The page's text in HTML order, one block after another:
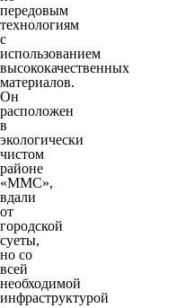
передовым
технологиям
с
использованием
высококачественных
материалов.
Он
расположен
в
экологически
чистом
районе
«ММС»,
вдали
от
городской
суеты,
но со
всей
необходимой
инфраструктурой